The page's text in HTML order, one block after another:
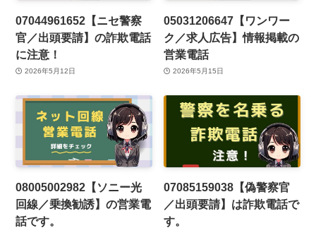
07044961652【ニセ警察
官／出頭要請】の詐欺電話
に注意！
2026年5月12日
05031206647【ワンワー
ク／求人広告】情報掲載の
営業電話
2026年5月15日
08005002982【ソニー光
回線／乗換勧誘】の営業電
話です。
07085159038【偽警察官
／出頭要請】は詐欺電話で
す。